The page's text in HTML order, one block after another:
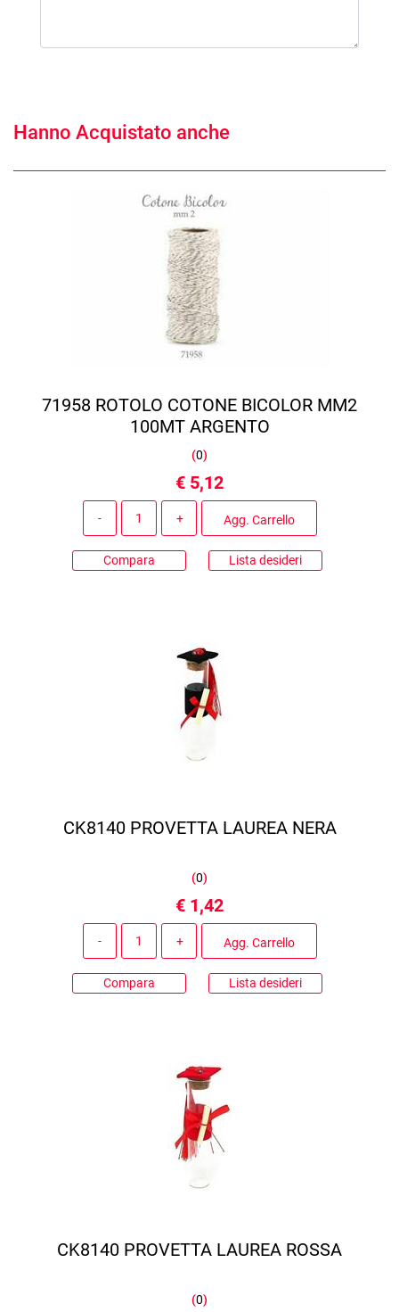
Hanno Acquistato anche
71958 ROTOLO COTONE BICOLOR MM2
100MT ARGENTO
(0)
€ 5,12
Agg. Carrello
Compara Lista desideri
CK8140 PROVETTA LAUREA NERA
(0)
€ 1,42
Agg. Carrello
Compara Lista desideri
CK8140 PROVETTA LAUREA ROSSA
(0)